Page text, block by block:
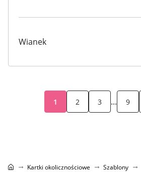
Wianek
1 2 3 ... 9
Kartki okolicznościowe Szablony